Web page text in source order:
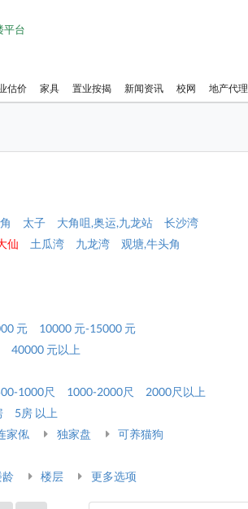
平台
估价 家具 置业按揭 新闻资讯 校网 地产代理
太子 大角咀,奥运,九龙站
长沙湾
仙 土瓜湾 九龙湾
观塘,牛头角
元
10000 元-15000 元
40000 元以上
1000尺 1000-2000尺
2000尺以上
5房 以上
家俬 独家盘
可养猫狗
楼层 更多选项